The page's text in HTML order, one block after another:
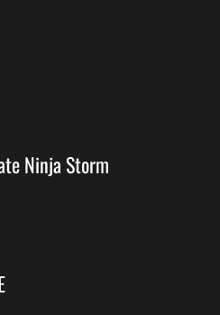
Ninja Storm